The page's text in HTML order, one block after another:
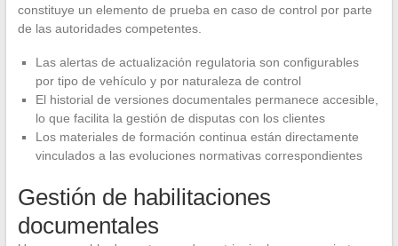
constituye un elemento de prueba en caso de control por parte
de las autoridades competentes.
Las alertas de actualización regulatoria son configurables
por tipo de vehículo y por naturaleza de control
El historial de versiones documentales permanece accesible,
lo que facilita la gestión de disputas con los clientes
Los materiales de formación continua están directamente
vinculados a las evoluciones normativas correspondientes
Gestión de habilitaciones
documentales